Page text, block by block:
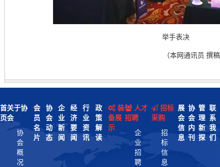
举手表决
（本网通讯员 撰
首
页
关于协
会
协
会
概
况
会
员
名
片
协
会
动
态
企
业
新
闻
经
济
要
闻
行
业
资
讯
政
策
解
读
装
备展
示
人才
招聘
企
业
招
聘
招标
采购
招
标
信
息
展
会
信
息
协
会
内
刊
管
理
新
探
联
系
我
们